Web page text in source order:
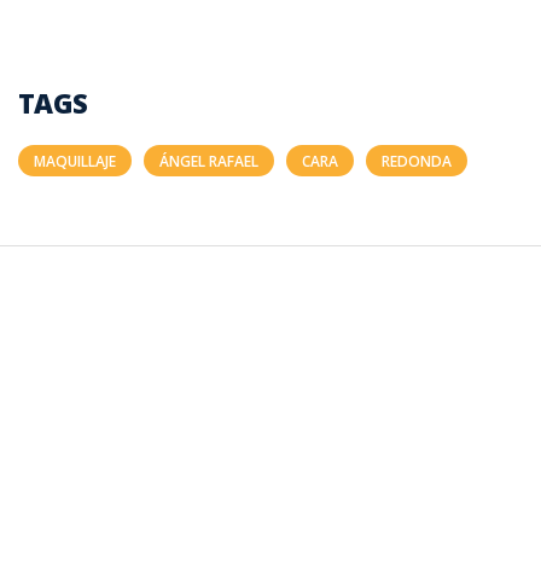
TAGS
MAQUILLAJE ÁNGEL RAFAEL CARA REDONDA